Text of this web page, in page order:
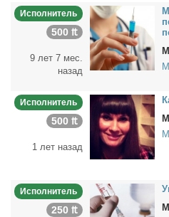
Исполнитель
500 ₶
9 лет 7 мес.
назад
Исполнитель
500 ₶
1 лет назад
Исполнитель
250 ₶